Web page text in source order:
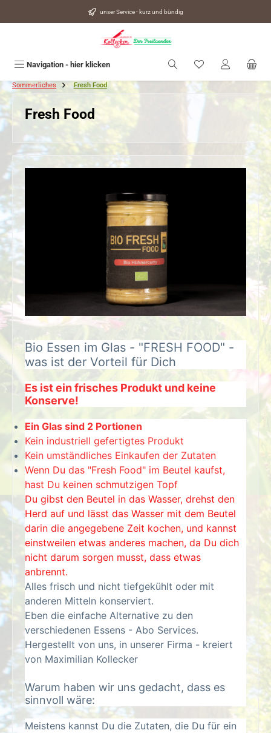
unser Service - kurz und bündig
Navigation - hier klicken Du hast 0
Sommerliches Fresh Food
Fresh Food
Bio Essen im Glas - "FRESH FOOD" -
was ist der Vorteil für Dich
Es ist ein frisches Produkt und keine
Konserve!
Ein Glas sind 2 Portionen
Kein industriell gefertigtes Produkt
Kein umständliches Einkaufen der Zutaten
Wenn Du das "Fresh Food" im Beutel kaufst,
hast Du keinen schmutzigen Topf
Du gibst den Beutel in das Wasser, drehst den
Herd auf und lässt das Wasser mit dem Beutel
darin die angegebene Zeit kochen, und kannst
einstweilen etwas anderes machen, da Du dich
nicht darum sorgen musst, dass etwas
anbrennt.
Alles frisch und nicht tiefgekühlt oder mit
anderen Mitteln konserviert.
Eben die einfache Alternative zu den
verschiedenen Essens - Abo Services.
Hergestellt von uns, in unserer Firma - kreiert
von Maximilian Kollecker
Warum haben wir uns gedacht, dass es
sinnvoll wäre:
Meistens kannst Du die Zutaten, die Du für ein